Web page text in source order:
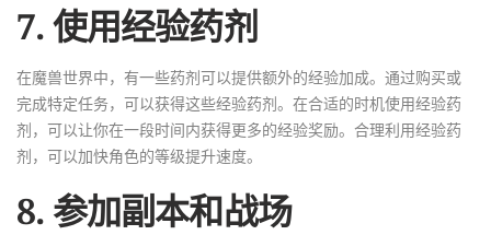
7. 使用经验药剂
在魔兽世界中，有一些药剂可以提供额外的经验加成。通过购买或
完成特定任务，可以获得这些经验药剂。在合适的时机使用经验药
剂，可以让你在一段时间内获得更多的经验奖励。合理利用经验药
剂，可以加快角色的等级提升速度。
8. 参加副本和战场